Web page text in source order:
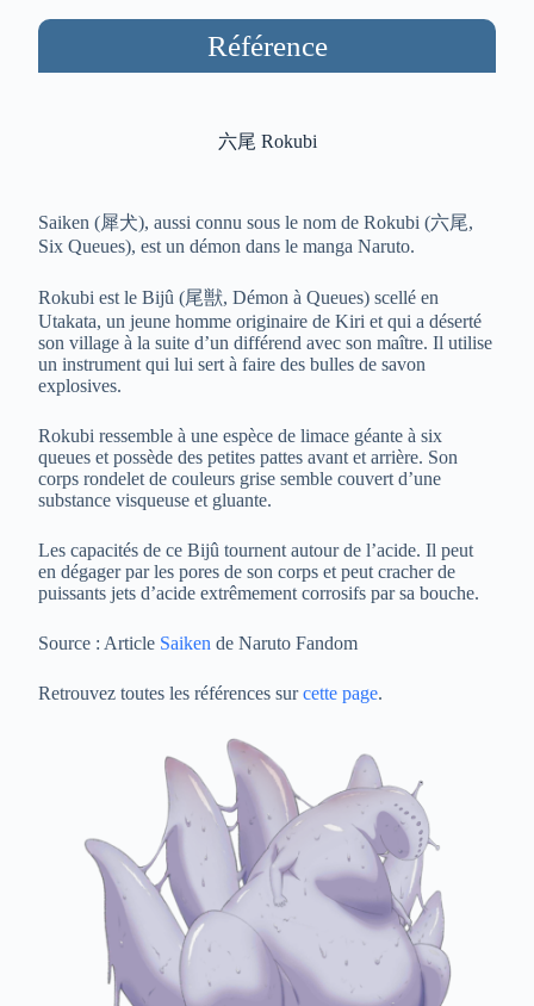
Référence
六尾 Rokubi
Saiken (犀犬), aussi connu sous le nom de Rokubi (六尾,
Six Queues), est un démon dans le manga Naruto.
Rokubi est le Bijû (尾獣, Démon à Queues) scellé en
Utakata, un jeune homme originaire de Kiri et qui a déserté
son village à la suite d’un différend avec son maître. Il utilise
un instrument qui lui sert à faire des bulles de savon
explosives.
Rokubi ressemble à une espèce de limace géante à six
queues et possède des petites pattes avant et arrière. Son
corps rondelet de couleurs grise semble couvert d’une
substance visqueuse et gluante.
Les capacités de ce Bijû tournent autour de l’acide. Il peut
en dégager par les pores de son corps et peut cracher de
puissants jets d’acide extrêmement corrosifs par sa bouche.
Source : Article Saiken de Naruto Fandom
Retrouvez toutes les références surcette page.